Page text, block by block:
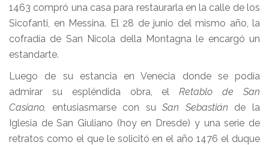
1463 compró una casa para restaurarla en la calle de los
Sicofanti, en Messina. El 28 de junio del mismo año, la
cofradía de San Nicola della Montagna le encargó un
estandarte.
Luego de su estancia en Venecia donde se podía
admirar su espléndida obra, elRetablo de San
Casiano, entusiasmarse con suSan Sebastián de la
Iglesia de San Giuliano (hoy en Dresde) y una serie de
retratos como el que le solicitó en el año 1476 el duque